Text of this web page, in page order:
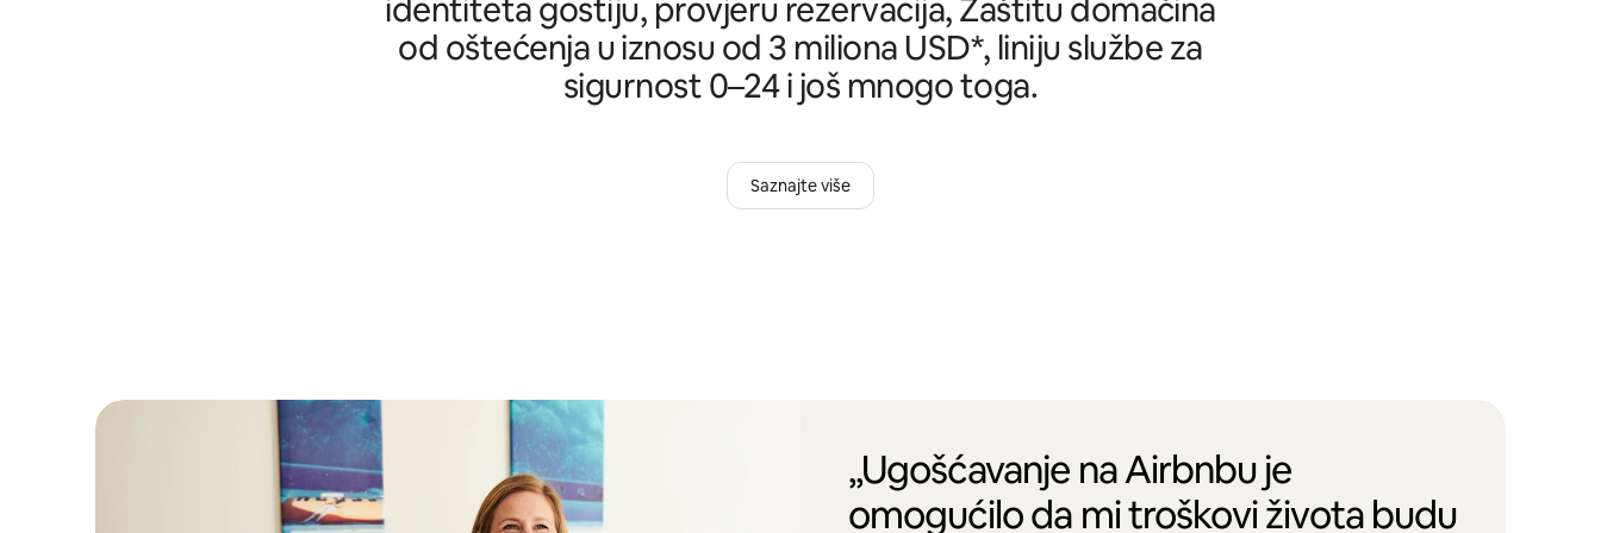
identiteta gostiju, provjeru rezervacija, Zaštitu domaćina
od oštećenja u iznosu od 3 miliona USD*, liniju službe za
sigurnost 0–24 i još mnogo toga.
Saznajte više
„Ugošćavanje na Airbnbu je
omogućilo da mi troškovi života budu